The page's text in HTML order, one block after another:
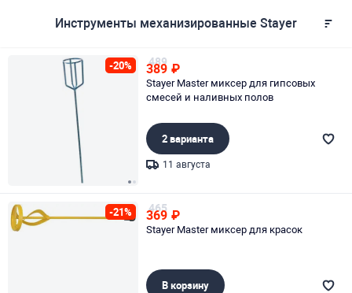
Инструменты механизированные Stayer
-20% 489
389 ₽
Stayer Master миксер для гипсовых
смесей и наливных полов
2 варианта
11 августа
-21% 465
369 ₽
Stayer Master миксер для красок
В корзину